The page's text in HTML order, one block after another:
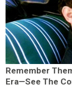
Remember
Era—See The